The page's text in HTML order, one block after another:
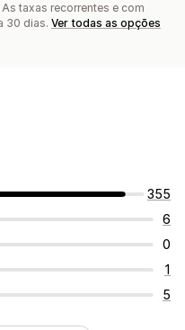
taxas recorrentes e com
30 dias. Ver todas as opções
355
6
0
1
5